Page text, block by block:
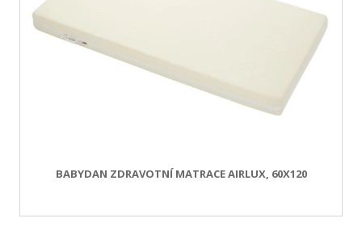
BABYDAN ZDRAVOTNÍ MATRACE AIRLUX, 60X120